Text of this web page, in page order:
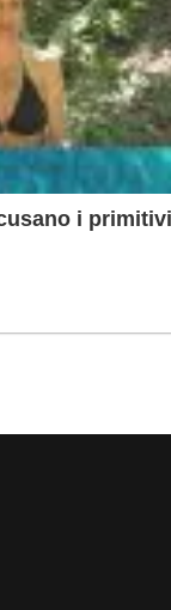
i primitivi